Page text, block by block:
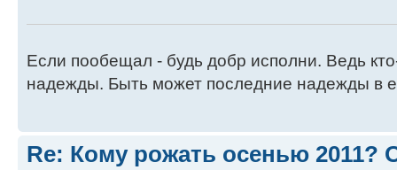
Если пообещал - будь добр исполни. Ведь
надежды. Быть может последние надежды в
Re: Кому рожать осенью 2011?